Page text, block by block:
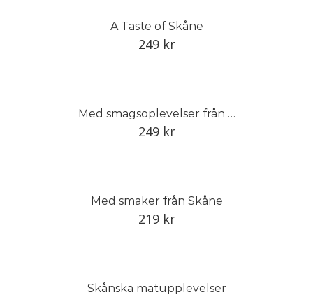
A Taste of Skåne
249 kr
Med smagsoplevelser från Skåne
249 kr
Med smaker från Skåne
219 kr
Skånska matupplevelser